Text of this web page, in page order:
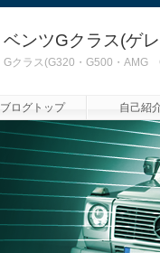
ベンツGクラス(ゲ
Gクラス(G320・G500・AMG
ブログトップ 自己紹